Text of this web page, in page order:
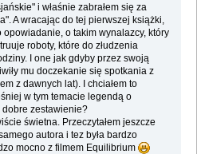
i właśnie zabrałem się za
A wracając do tej pierwszej książki,
o takim wynalazcy, który
roboty, które do złudzenia
I one jak gdyby przez swoją
mu doczekanie się spotkania z
z dawnych lat). I chciałem to
w tym temacie legendą o
dobre zestawienie?
świetna. Przeczytałem jeszcze
autora i tez była bardzo
mocno z filmem Equilibrium